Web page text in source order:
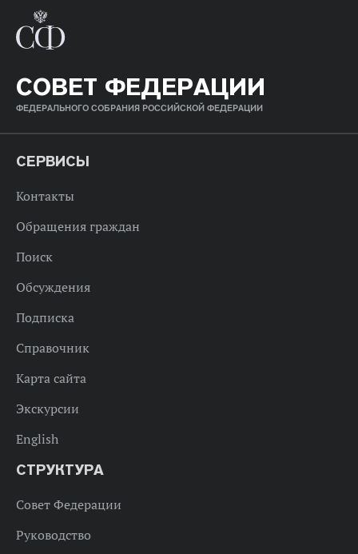
СОВЕТ ФЕДЕРАЦИИ
ФЕДЕРАЛЬНОГО СОБРАНИЯ РОССИЙСКОЙ ФЕДЕРАЦИИ
СЕРВИСЫ
Контакты
Обращения граждан
Поиск
Обсуждения
Подписка
Справочник
Карта сайта
Экскурсии
English
СТРУКТУРА
Совет Федерации
Руководство